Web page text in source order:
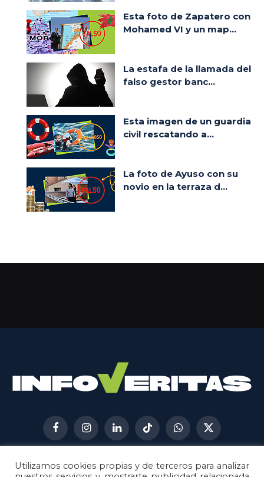
Esta foto de Zapatero con
Mohamed VI y un map...
La estafa de la llamada del
falso gestor banc...
Esta imagen de un guardia
civil rescatando a...
La foto de Ayuso con su
novio en la terraza d...
FacebookInstagramLinkedInTikTokWhatsApp
X
(Twitter)
AVISO LEGAL METODOLOGÍA
Utilizamos cookies propias y de terceros para analizar